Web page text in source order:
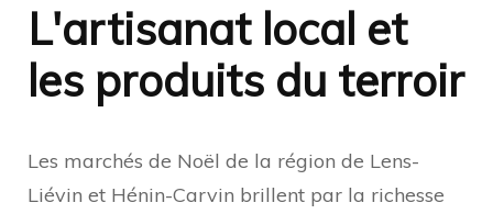
L'artisanat local et
les produits du terroir
Les marchés de Noël de la région de Lens-
Liévin et Hénin-Carvin brillent par la richesse